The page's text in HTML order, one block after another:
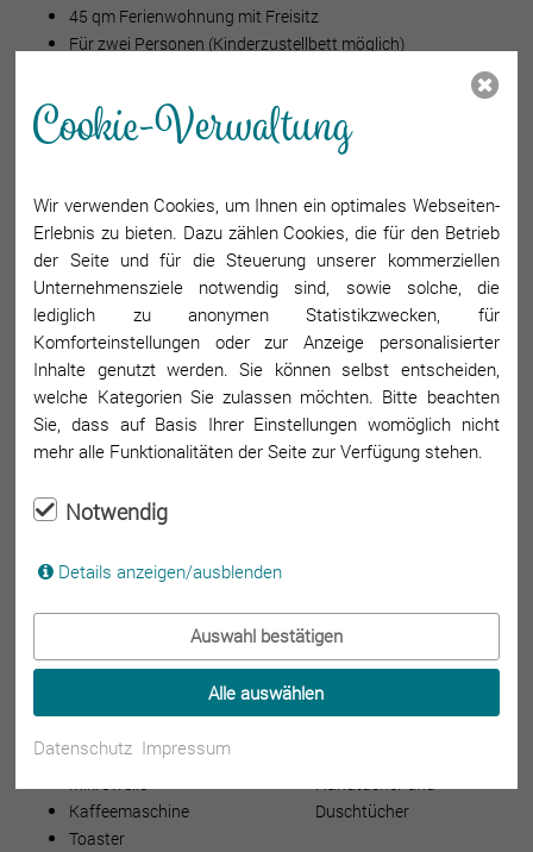
45 qm Ferienwohnung mit Freisitz
Für zwei Personen (Kinderzustellbett möglich)
Fahrradabstellung in der Garage möglich
Ladestation für E-Autos vorhanden
Backofen
Spülmaschine
Mikrowelle
Kaffeemaschine
Toaster
Dusche
Waschbecken
WC
Handtücher und
Duschtücher
Cookie-Verwaltung
Wir verwenden Cookies, um Ihnen ein optimales Webseiten-
Erlebnis zu bieten. Dazu zählen Cookies, die für den Betrieb
der Seite und für die Steuerung unserer kommerziellen
Unternehmensziele notwendig sind, sowie solche, die
lediglich zu anonymen Statistikzwecken, für
Komforteinstellungen oder zur Anzeige personalisierter
Inhalte genutzt werden. Sie können selbst entscheiden,
welche Kategorien Sie zulassen möchten. Bitte beachten
Sie, dass auf Basis Ihrer Einstellungen womöglich nicht
mehr alle Funktionalitäten der Seite zur Verfügung stehen.
Notwendig
Details anzeigen/ausblenden
Auswahl bestätigen
Alle auswählen
Datenschutz Impressum